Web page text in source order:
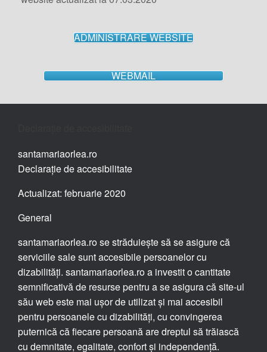
ADMINISTRARE WEBSITE
WEBMAIL
santamariaorlea.ro
Declarație de accesibilitate
Actualizat: februarie 2020
General
santamariaorlea.ro se străduiește să se asigure că
serviciile sale sunt accesibile persoanelor cu
dizabilități. santamariaorlea.ro a investit o cantitate
semnificativă de resurse pentru a se asigura că site-ul
său web este mai ușor de utilizat și mai accesibil
pentru persoanele cu dizabilități, cu convingerea
puternică că fiecare persoană are dreptul să trăiască
cu demnitate, egalitate, confort și independență.